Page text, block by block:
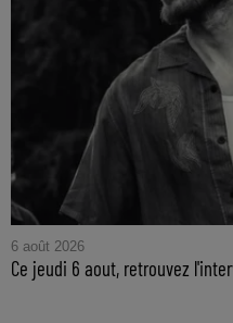
6 août 2026
Ce jeudi 6 aout, retrouvez